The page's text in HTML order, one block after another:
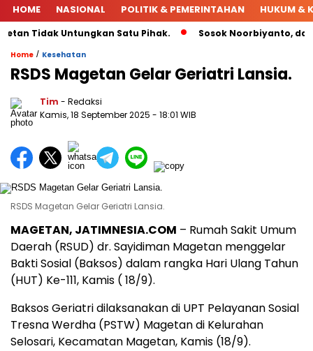
HOME NASIONAL POLITIK & PEMERINTAHAN HUKUM &
Tidak Untungkan Satu Pihak. Sosok Noorbiyanto, dari
Home / Kesehatan
RSDS Magetan Gelar Geriatri Lansia.
Tim - Redaksi
Kamis, 18 September 2025 - 18:01 WIB
RSDS Magetan Gelar Geriatri Lansia.
MAGETAN, JATIMNESIA.COM – Rumah Sakit Umum
Daerah (RSUD) dr. Sayidiman Magetan menggelar
Bakti Sosial (Baksos) dalam rangka Hari Ulang Tahun
(HUT) Ke-111, Kamis ( 18/9).
Baksos Geriatri dilaksanakan di UPT Pelayanan Sosial
Tresna Werdha (PSTW) Magetan di Kelurahan
Selosari, Kecamatan Magetan, Kamis (18/9).